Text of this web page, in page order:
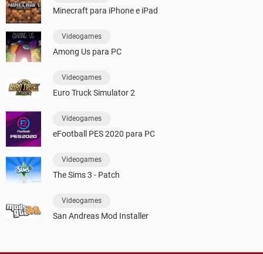
Minecraft para iPhone e iPad
Videogames
Among Us para PC
Videogames
Euro Truck Simulator 2
Videogames
eFootball PES 2020 para PC
Videogames
The Sims 3 - Patch
Videogames
San Andreas Mod Installer